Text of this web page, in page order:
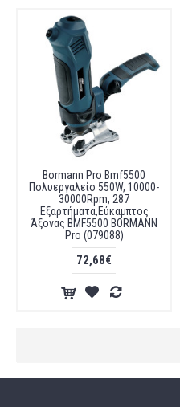
Bormann Pro Bmf5500
Πολυεργαλείο 550W, 10000-
30000Rpm, 287
Εξαρτήματα,Εύκαμπτος
Άξονας BMF5500 BORMANN
Pro (079088)
72,68€